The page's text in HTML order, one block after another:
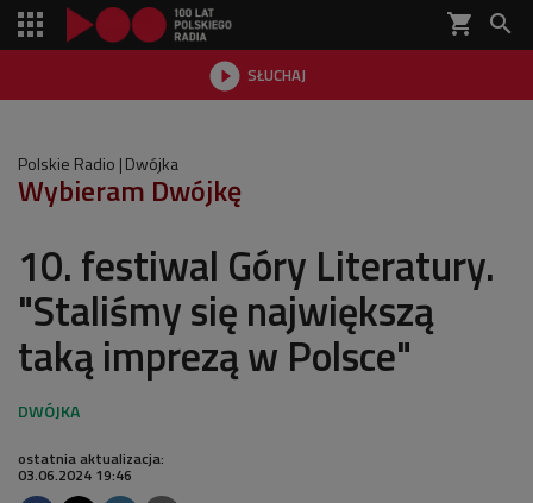
shopping_cart 
 SŁUCHAJ

Polskie Radio Dwójka
Wybieram Dwójkę
10. festiwal Góry Literatury.
"Staliśmy się największą
taką imprezą w Polsce"
ostatnia aktualizacja:
03.06.2024 19:46